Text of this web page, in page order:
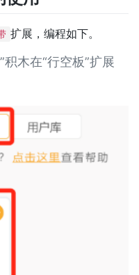
扩展，编程如下。
木在“行空板”扩展